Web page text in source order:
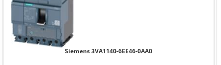
Siemens 3VA1140-6EE46-0AA0